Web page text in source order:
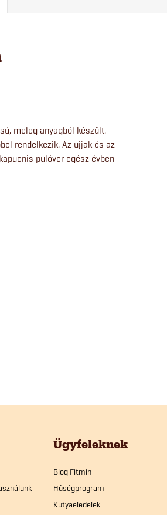
meleg anyagból készült.
rendelkezik. Az ujjak és az
pulóver egész évben
Ügyfeleknek
Blog Fitmin
Hűségprogram
Kutyaeledelek